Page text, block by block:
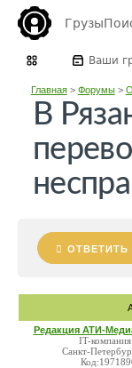
Грузы
Ваши
Главная> Форумы>
В
ОТВЕТИТЬ
Редакция АТИ-
IT-компания ,
Санкт-